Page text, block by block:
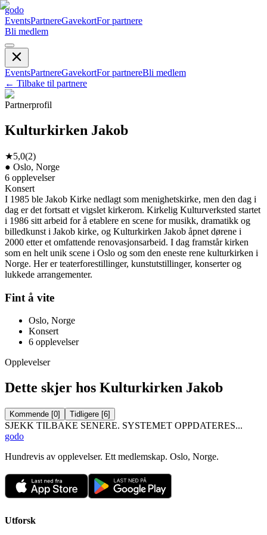
godo
EventsPartnereGavekortFor partnere
Bli medlem
EventsPartnereGavekortFor partnereBli medlem
← Tilbake til partnere
Partnerprofil
Kulturkirken Jakob
★5,0(2)
● Oslo, Norge
6 opplevelser
Konsert
I 1985 ble Jakob Kirke nedlagt som menighetskirke, men den dag i
dag er det fortsatt et vigslet kirkerom. Kirkelig Kulturverksted startet
i 1986 sitt arbeid for å etablere en scene for musikk, dramatikk og
billedkunst i Jakob kirke, og Kulturkirken Jakob åpnet dørene i
2000 etter et omfattende renovasjonsarbeid. I dag framstår kirken
som en helt unik scene i Oslo og som den eneste rene kulturkirken i
Norge. Her er teaterforestillinger, kunstutstillinger, konserter og
lukkede arrangementer.
Fint å vite
Oslo, Norge
Konsert
6 opplevelser
Opplevelser
Dette skjer hos Kulturkirken Jakob
Kommende [0] Tidligere [6]
SJEKK TILBAKE SENERE. SYSTEMET OPPDATERES...
godo
Hundrevis av opplevelser. Ett medlemskap. Oslo, Norge.
Utforsk